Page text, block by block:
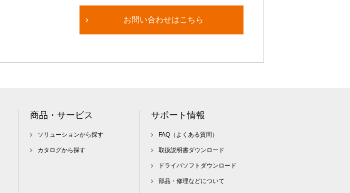
お問い合わせはこちら
商品・サービス
ソリューションから探す
カタログから探す
サポート情報
FAQ（よくある質問）
取扱説明書ダウンロード
ドライバソフトダウンロード
部品・修理などについて